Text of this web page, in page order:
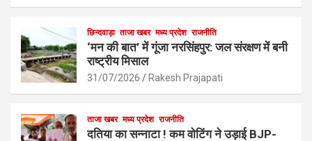
छिन्दवाड़ा ताजा खबर मध्य प्रदेश राजनीति
‘मन की बात’ में गूंजा नरसिंहपुर: जल संरक्षण में बनी
राष्ट्रीय मिसाल
31/07/2026 Rakesh Prajapati
ताजा खबर मध्य प्रदेश राजनीति
दतिया का सन्नाटा ! कम वोटिंग ने उड़ाई BJP-